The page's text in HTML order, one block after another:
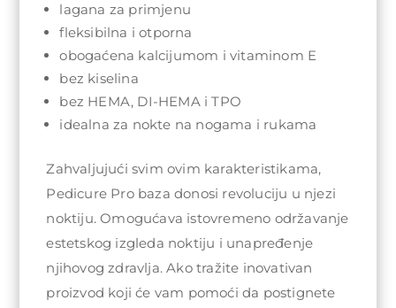
lagana za primjenu
fleksibilna i otporna
obogaćena kalcijumom i vitaminom E
bez kiselina
bez HEMA, DI-HEMA i TPO
idealna za nokte na nogama i rukama
Zahvaljujući svim ovim karakteristikama,
Pedicure Pro baza donosi revoluciju u njezi
noktiju. Omogućava istovremeno održavanje
estetskog izgleda noktiju i unapređenje
njihovog zdravlja. Ako tražite inovativan
proizvod koji će vam pomoći da postignete